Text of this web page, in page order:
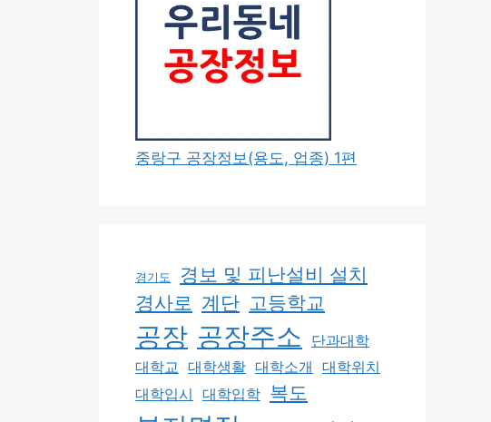
중랑구 공장정보(용도, 업종) 1편
경기도
경보 및 피난설비 설치
경사로 계단 고등학교
공장 공장주소
단과대학
대학교
대학생활 대학소개 대학위치
대학입시 대학입학 복도